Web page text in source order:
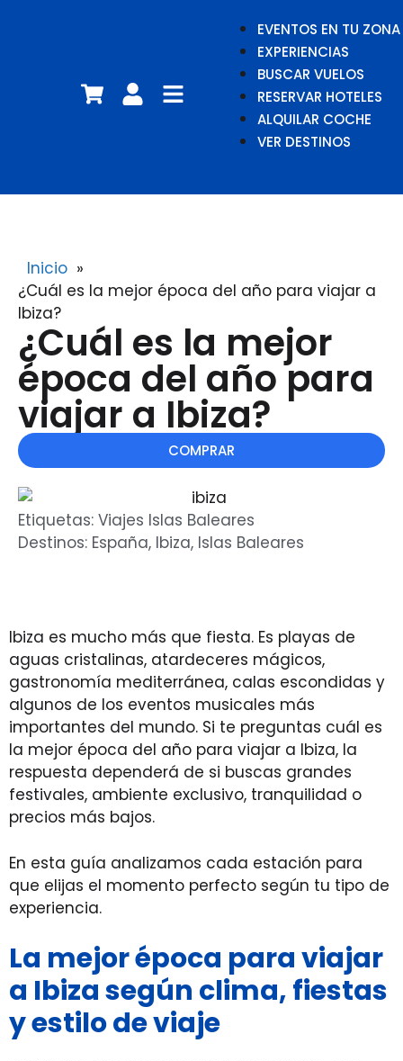
EVENTOS EN TU ZONA
EXPERIENCIAS
BUSCAR VUELOS
RESERVAR HOTELES
ALQUILAR COCHE
VER DESTINOS
Inicio »
¿Cuál es la mejor época del año para viajar a
Ibiza?
¿Cuál es la mejor
época del año para
viajar a Ibiza?
COMPRAR
Etiquetas: Viajes Islas Baleares
Destinos: España, Ibiza, Islas Baleares
Ibiza es mucho más que fiesta. Es playas de
aguas cristalinas, atardeceres mágicos,
gastronomía mediterránea, calas escondidas y
algunos de los eventos musicales más
importantes del mundo. Si te preguntas cuál es
la mejor época del año para viajar a Ibiza, la
respuesta dependerá de si buscas grandes
festivales, ambiente exclusivo, tranquilidad o
precios más bajos.
En esta guía analizamos cada estación para
que elijas el momento perfecto según tu tipo de
experiencia.
La mejor época para viajar
a Ibiza según clima, fiestas
y estilo de viaje